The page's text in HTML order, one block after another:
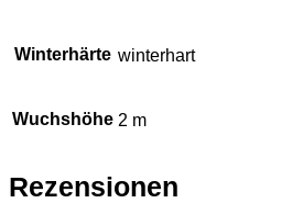
Winterhärte winterhart
Wuchshöhe 2 m
Rezensionen